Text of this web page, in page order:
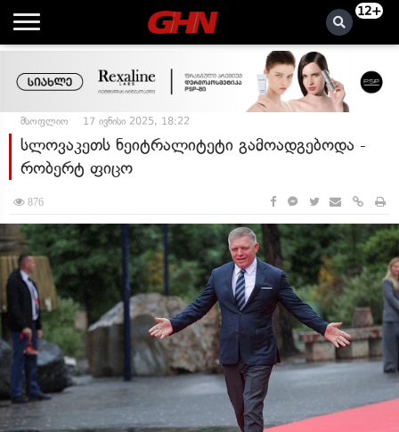
12+
მსოფლიო 17 ივნისი 2025, 18:22
სლოვაკეთს ნეიტრალიტეტი გამოადგებოდა -
რობერტ ფიცო
876